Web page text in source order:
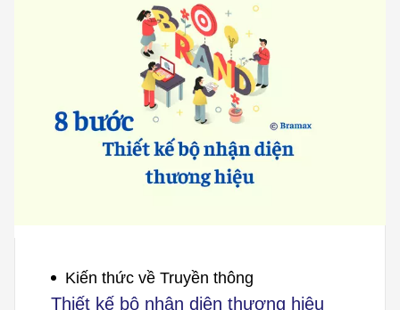
Kiến thức về Truyền thông
Thiết kế bộ nhận diện thương hiệu